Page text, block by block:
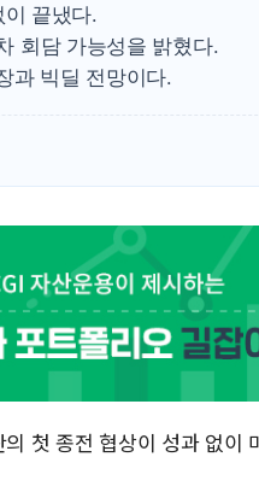
끝냈다.
회담 가능성을 밝혔다.
과 빅딜 전망이다.
첫 종전 협상이 성과 없이